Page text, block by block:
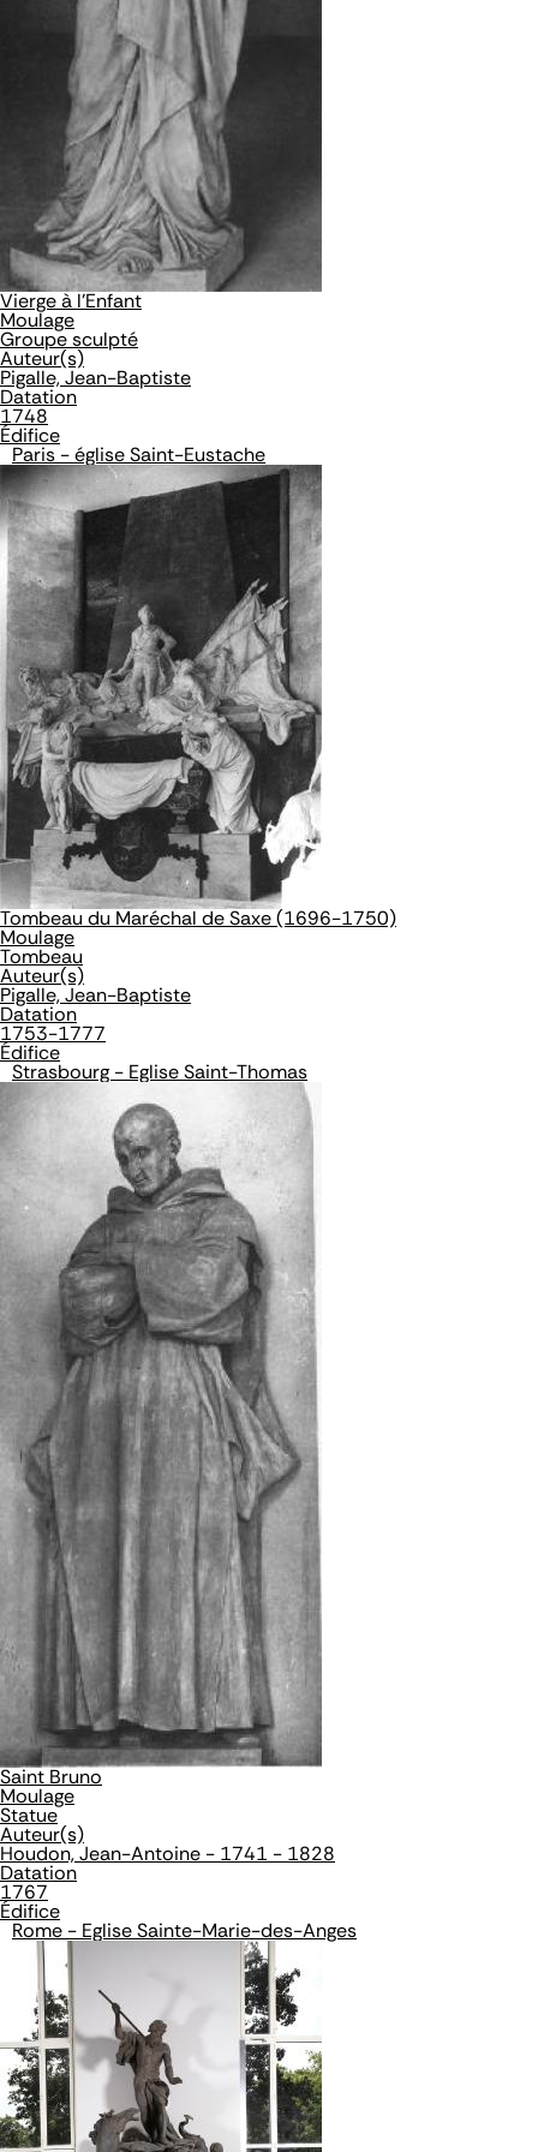
Vierge à l'Enfant
Moulage
Groupe sculpté
Auteur(s)
Pigalle, Jean-Baptiste
Datation
1748
Édifice
Paris - église Saint-Eustache
Tombeau du Maréchal de Saxe (1696-1750)
Moulage
Tombeau
Auteur(s)
Pigalle, Jean-Baptiste
Datation
1753-1777
Édifice
Strasbourg - Eglise Saint-Thomas
Saint Bruno
Moulage
Statue
Auteur(s)
Houdon, Jean-Antoine - 1741 - 1828
Datation
1767
Édifice
Rome - Eglise Sainte-Marie-des-Anges